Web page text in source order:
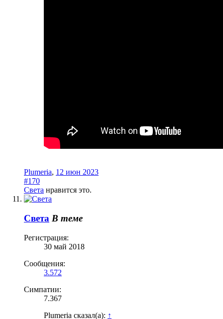
Plumeria, 12 июн 2023
#170
Света нравится это.
Света В теме
Регистрация:
30 май 2018
Сообщения:
3.572
Симпатии:
7.367
Plumeria сказал(а): ↑